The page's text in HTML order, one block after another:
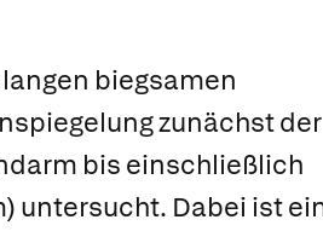
biegsamen
zunächst der
bis einschließlich
untersucht. Dabei ist